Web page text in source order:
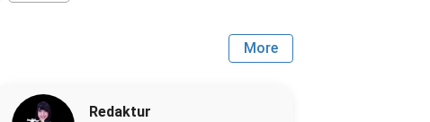
More
Redaktur